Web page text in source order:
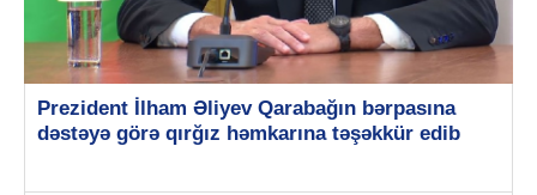
Prezident İlham Əliyev Qarabağın bərpasına
dəstəyə görə qırğız həmkarına təşəkkür edib